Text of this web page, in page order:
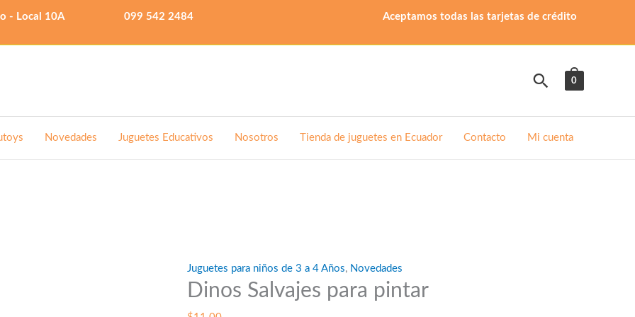
- Local 10A 099 542 2484 Aceptamos todas las tarjetas de crédito
Buscar
0
Novedades Juguetes Educativos Nosotros Tienda de juguetes en Ecuador Contacto Mi cuenta
Juguetes para niños de 3 a 4 Años, Novedades
Dinos Salvajes para pintar